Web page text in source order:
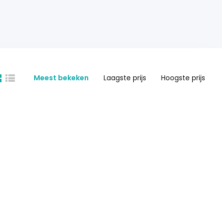
Meest bekeken Laagste prijs Hoogste prijs